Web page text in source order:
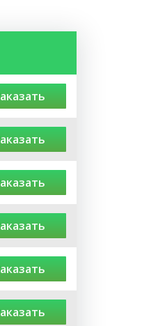
заказать
заказать
заказать
заказать
заказать
заказать